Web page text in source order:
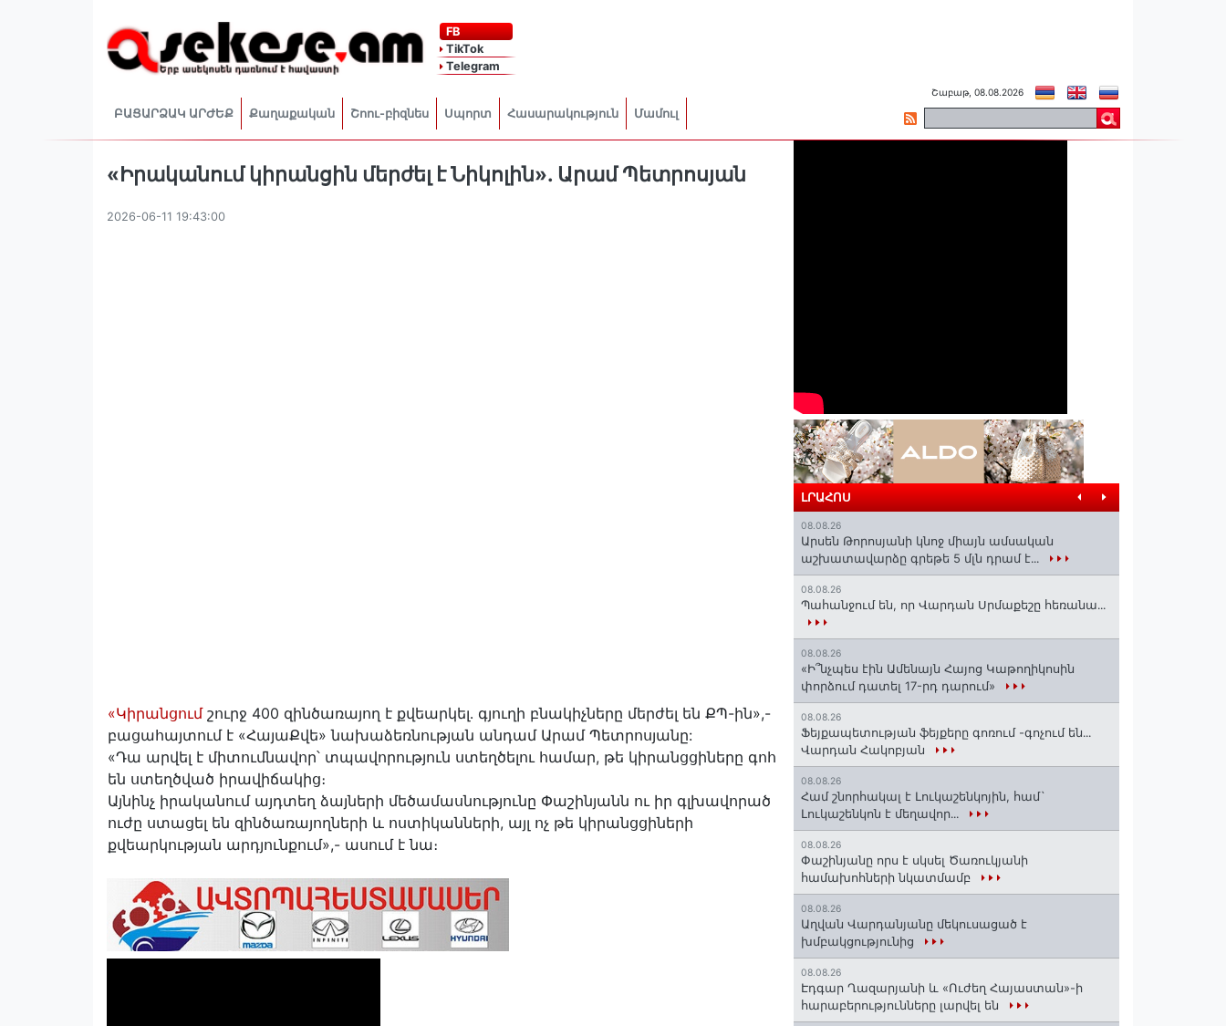
FB
TikTok
Telegram
ԲԱՑԱՐՁԱԿ ԱՐԺԵՔ Քաղաքական Շոու-բիզնես Սպորտ Հասարակություն Մամուլ
Շաբաթ, 08.08.2026
«Իրականում կիրանցին մերժել է Նիկոլին». Արամ Պետրոսյան
2026-06-11 19:43:00
«Կիրանցում շուրջ 400 զինծառայող է քվեարկել․ գյուղի բնակիչները մերժել են ՔՊ-ին»,-
բացահայտում է «ՀայաՔվե» նախաձեռնության անդամ Արամ Պետրոսյանը:
«Դա արվել է միտումնավոր՝ տպավորություն ստեղծելու համար, թե կիրանցցիները գոհ
են ստեղծված իրավիճակից։
Այնինչ իրականում այդտեղ ձայների մեծամասնությունը Փաշինյանն ու իր գլխավորած
ուժը ստացել են զինծառայողների և ոստիկանների, այլ ոչ թե կիրանցցիների
քվեարկության արդյունքում»,- ասում է նա։
ԼՐԱՀՈՍ
08.08.26
Արսեն Թորոսյանի կնոջ միայն ամսական
աշխատավարձը գրեթե 5 մլն դրամ է․․․
08.08.26
Պահանջում են, որ Վարդան Սրմաքեշը հեռանա․․․
08.08.26
«Ի՞նչպես էին Ամենայն Հայոց Կաթողիկոսին
փորձում դատել 17-րդ դարում»
08.08.26
Ֆեյքապետության ֆեյքերը գոռում -գոչում են․․․
Վարդան Հակոբյան
08.08.26
Համ շնորհակալ է Լուկաշենկոյին, համ`
Լուկաշենկոն է մեղավոր․․․
08.08.26
Փաշինյանը որս է սկսել Ծառուկյանի
համախոհների նկատմամբ
08.08.26
Աղվան Վարդանյանը մեկուսացած է
խմբակցությունից
08.08.26
Էդգար Ղազարյանի և «Ուժեղ Հայաստան»-ի
հարաբերությունները լարվել են